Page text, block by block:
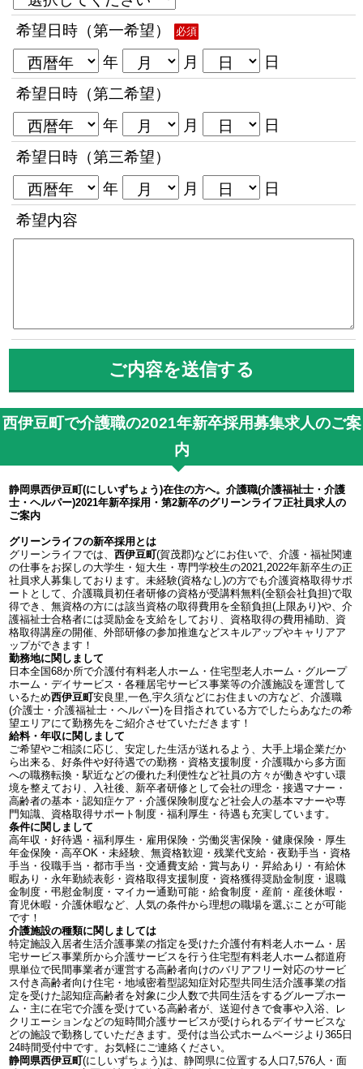
希望日時（第一希望） 必須
年 月
日
希望日時（第二希望）
年
月
日
希望日時（第三希望）
年
月
日
希望内容
西伊豆町で介護職の2021年新卒採用募集求人のご案
内
静岡県西伊豆町(にしいずちょう)在住の方へ。介護職(介護福祉士・介護
士・ヘルパー)2021年新卒採用・第2新卒のグリーンライフ正社員求人の
ご案内
グリーンライフの新卒採用とは
グリーンライフでは、西伊豆町(賀茂郡)などにお住いで、介護・福祉関連
の仕事をお探しの大学生・短大生・専門学校生の2021,2022年新卒生の正
社員求人募集しております。未経験(資格なし)の方でも介護資格取得サポ
ートとして、介護職員初任者研修の資格が受講料無料(全額会社負担)で取
得でき、無資格の方には該当資格の取得費用を全額負担(上限あり)や、介
護福祉士合格者には奨励金を支給をしており、資格取得の費用補助、資
格取得講座の開催、外部研修の参加推進などスキルアップやキャリアア
ップができます！
勤務地に関しまして
日本全国68か所で介護付有料老人ホーム・住宅型老人ホーム・グループ
ホーム・デイサービス・各種居宅サービス事業等の介護施設を運営して
いるため西伊豆町安良里,一色,宇久須などにお住まいの方など、介護職
(介護士・介護福祉士・ヘルパー)を目指されている方でしたらあなたの希
望エリアにて勤務先をご紹介させていただきます！
給料・年収に関しまして
ご希望やご相談に応じ、安定した生活が送れるよう、大手上場企業だか
ら出来る、好条件や好待遇での勤務・資格支援制度・介護職から多方面
への職務転換・駅近などの優れた利便性など社員の方々が働きやすい環
境を整えており、入社後、新卒者研修として会社の理念・接遇マナー・
高齢者の基本・認知症ケア・介護保険制度など社会人の基本マナーや専
門知識、資格取得サポート制度・福利厚生・待遇も充実しています。
条件に関しまして
高年収・好待遇・福利厚生・雇用保険・労働災害保険・健康保険・厚生
年金保険・高卒OK・未経験、無資格歓迎・残業代支給・夜勤手当・資格
手当・役職手当・都市手当・交通費支給・賞与あり・昇給あり・有給休
暇あり・永年勤続表彰・資格取得支援制度・資格獲得奨励金制度・退職
金制度・弔慰金制度・マイカー通勤可能・給食制度・産前・産後休暇・
育児休暇・介護休暇など、人気の条件から理想の職場を選ぶことが可能
です！
介護施設の種類に関しましては
特定施設入居者生活介護事業の指定を受けた介護付有料老人ホーム・居
宅サービス事業所から介護サービスを行う住宅型有料老人ホーム都道府
県単位で民間事業者が運営する高齢者向けのバリアフリー対応のサービ
ス付き高齢者向け住宅・地域密着型認知症対応型共同生活介護事業の指
定を受けた認知症高齢者を対象に少人数で共同生活をするグループホー
ム・主に在宅で介護を受けている高齢者が、送迎付きで食事や入浴、レ
クリエーションなどの短時間介護サービスが受けられるデイサービスな
どの施設で勤務していただきます。受付は当公式ホームページより365日
24時間受付中です。お気軽にご連絡ください。
静岡県西伊豆町(にしいずちょう)は、静岡県に位置する人口7,576人・面